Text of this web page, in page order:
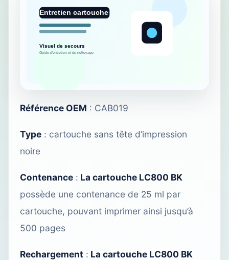
Référence OEM : CAB019
Type : cartouche sans tête d’impression
noire
Contenance : La cartouche LC800 BK
possède une contenance de 25 ml par
cartouche, pouvant imprimer ainsi jusqu’à
500 pages
Rechargement : La cartouche LC800 BK